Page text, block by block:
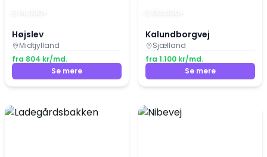
Højslev
Midtjylland
fra 804 kr/md.
Se mere
Kalundborgvej
Sjælland
fra 1.100 kr/md.
Se mere